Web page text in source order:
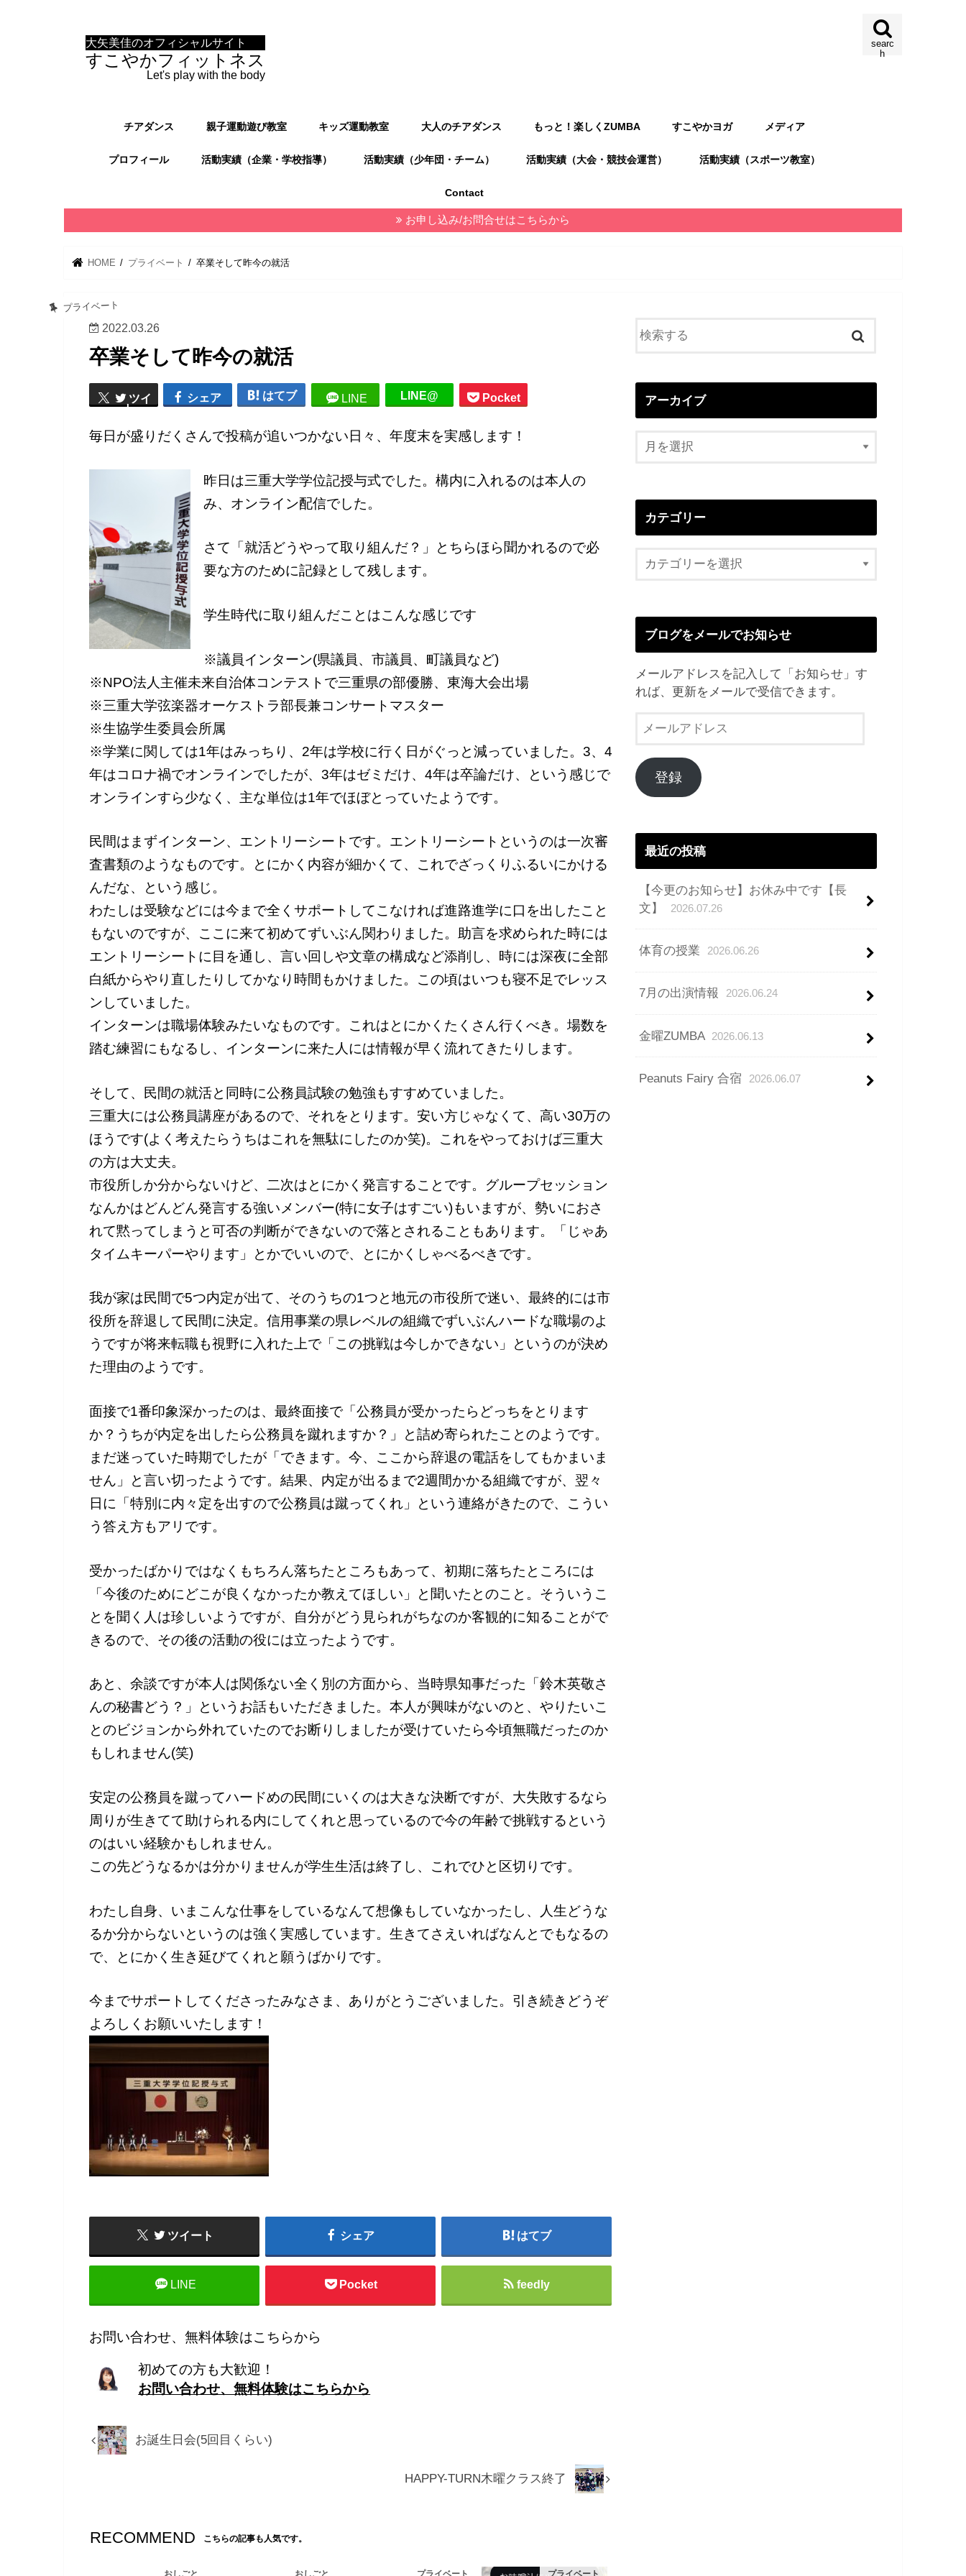
大矢美佳のオフィシャルサイト
すこやかフィットネス
Let's play with the body
searc
h
チアダンス 親子運動遊び教室 キッズ運動教室 大人のチアダンス もっと！楽しくZUMBA すこやかヨガ メディア
プロフィール 活動実績（企業・学校指導） 活動実績（少年団・チーム） 活動実績（大会・競技会運営） 活動実績（スポーツ教室）
Contact
お申し込み/お問合せはこちらから
HOME プライベート 卒業そして昨今の就活
プライベート
2022.03.26
卒業そして昨今の就活
ツイ
ート
シェア はてブ LINE LINE@ Pocket
毎日が盛りだくさんで投稿が追いつかない日々、年度末を実感します！
昨日は三重大学学位記授与式でした。構内に入れるのは本人の
み、オンライン配信でした。
さて「就活どうやって取り組んだ？」とちらほら聞かれるので必
要な方のために記録として残します。
学生時代に取り組んだことはこんな感じです
※議員インターン(県議員、市議員、町議員など)
※NPO法人主催未来自治体コンテストで三重県の部優勝、東海大会出場
※三重大学弦楽器オーケストラ部長兼コンサートマスター
※生協学生委員会所属
※学業に関しては1年はみっちり、2年は学校に行く日がぐっと減っていました。3、4
年はコロナ禍でオンラインでしたが、3年はゼミだけ、4年は卒論だけ、という感じで
オンラインすら少なく、主な単位は1年でほぼとっていたようです。
民間はまずインターン、エントリーシートです。エントリーシートというのは一次審
査書類のようなものです。とにかく内容が細かくて、これでざっくりふるいにかける
んだな、という感じ。
わたしは受験などには今まで全くサポートしてこなければ進路進学に口を出したこと
もないのですが、ここに来て初めてずいぶん関わりました。助言を求められた時には
エントリーシートに目を通し、言い回しや文章の構成など添削し、時には深夜に全部
白紙からやり直したりしてかなり時間もかけました。この頃はいつも寝不足でレッス
ンしていました。
インターンは職場体験みたいなものです。これはとにかくたくさん行くべき。場数を
踏む練習にもなるし、インターンに来た人には情報が早く流れてきたりします。
そして、民間の就活と同時に公務員試験の勉強もすすめていました。
三重大には公務員講座があるので、それをとります。安い方じゃなくて、高い30万の
ほうです(よく考えたらうちはこれを無駄にしたのか笑)。これをやっておけば三重大
の方は大丈夫。
市役所しか分からないけど、二次はとにかく発言することです。グループセッション
なんかはどんどん発言する強いメンバー(特に女子はすごい)もいますが、勢いにおさ
れて黙ってしまうと可否の判断ができないので落とされることもあります。「じゃあ
タイムキーパーやります」とかでいいので、とにかくしゃべるべきです。
我が家は民間で5つ内定が出て、そのうちの1つと地元の市役所で迷い、最終的には市
役所を辞退して民間に決定。信用事業の県レベルの組織でずいぶんハードな職場のよ
うですが将来転職も視野に入れた上で「この挑戦は今しかできない」というのが決め
た理由のようです。
面接で1番印象深かったのは、最終面接で「公務員が受かったらどっちをとります
か？うちが内定を出したら公務員を蹴れますか？」と詰め寄られたことのようです。
まだ迷っていた時期でしたが「できます。今、ここから辞退の電話をしてもかまいま
せん」と言い切ったようです。結果、内定が出るまで2週間かかる組織ですが、翌々
日に「特別に内々定を出すので公務員は蹴ってくれ」という連絡がきたので、こうい
う答え方もアリです。
受かったばかりではなくもちろん落ちたところもあって、初期に落ちたところには
「今後のためにどこが良くなかったか教えてほしい」と聞いたとのこと。そういうこ
とを聞く人は珍しいようですが、自分がどう見られがちなのか客観的に知ることがで
きるので、その後の活動の役には立ったようです。
あと、余談ですが本人は関係ない全く別の方面から、当時県知事だった「鈴木英敬さ
んの秘書どう？」というお話もいただきました。本人が興味がないのと、やりたいこ
とのビジョンから外れていたのでお断りしましたが受けていたら今頃無職だったのか
もしれません(笑)
安定の公務員を蹴ってハードめの民間にいくのは大きな決断ですが、大失敗するなら
周りが生きてて助けられる内にしてくれと思っているので今の年齢で挑戦するという
のはいい経験かもしれません。
この先どうなるかは分かりませんが学生生活は終了し、これでひと区切りです。
わたし自身、いまこんな仕事をしているなんて想像もしていなかったし、人生どうな
るか分からないというのは強く実感しています。生きてさえいればなんとでもなるの
で、とにかく生き延びてくれと願うばかりです。
今までサポートしてくださったみなさま、ありがとうございました。引き続きどうぞ
よろしくお願いいたします！
ツイート シェア はてブ
LINE Pocket feedly
お問い合わせ、無料体験はこちらから
初めての方も大歓迎！
お問い合わせ、無料体験はこちらから
お誕生日会(5回目くらい)
HAPPY-TURN木曜クラス終了
RECOMMEND こちらの記事も人気です。
おしごと おしごと プライベート プライベート
アーカイブ
カテゴリー
ブログをメールでお知らせ
メールアドレスを記入して「お知らせ」す
れば、更新をメールで受信できます。
ル
ア
ド
登録
最近の投稿
【今更のお知らせ】お休み中です【長
文】
2026.07.26
体育の授業 2026.06.26
7月の出演情報 2026.06.24
金曜ZUMBA 2026.06.13
Peanuts Fairy 合宿 2026.06.07